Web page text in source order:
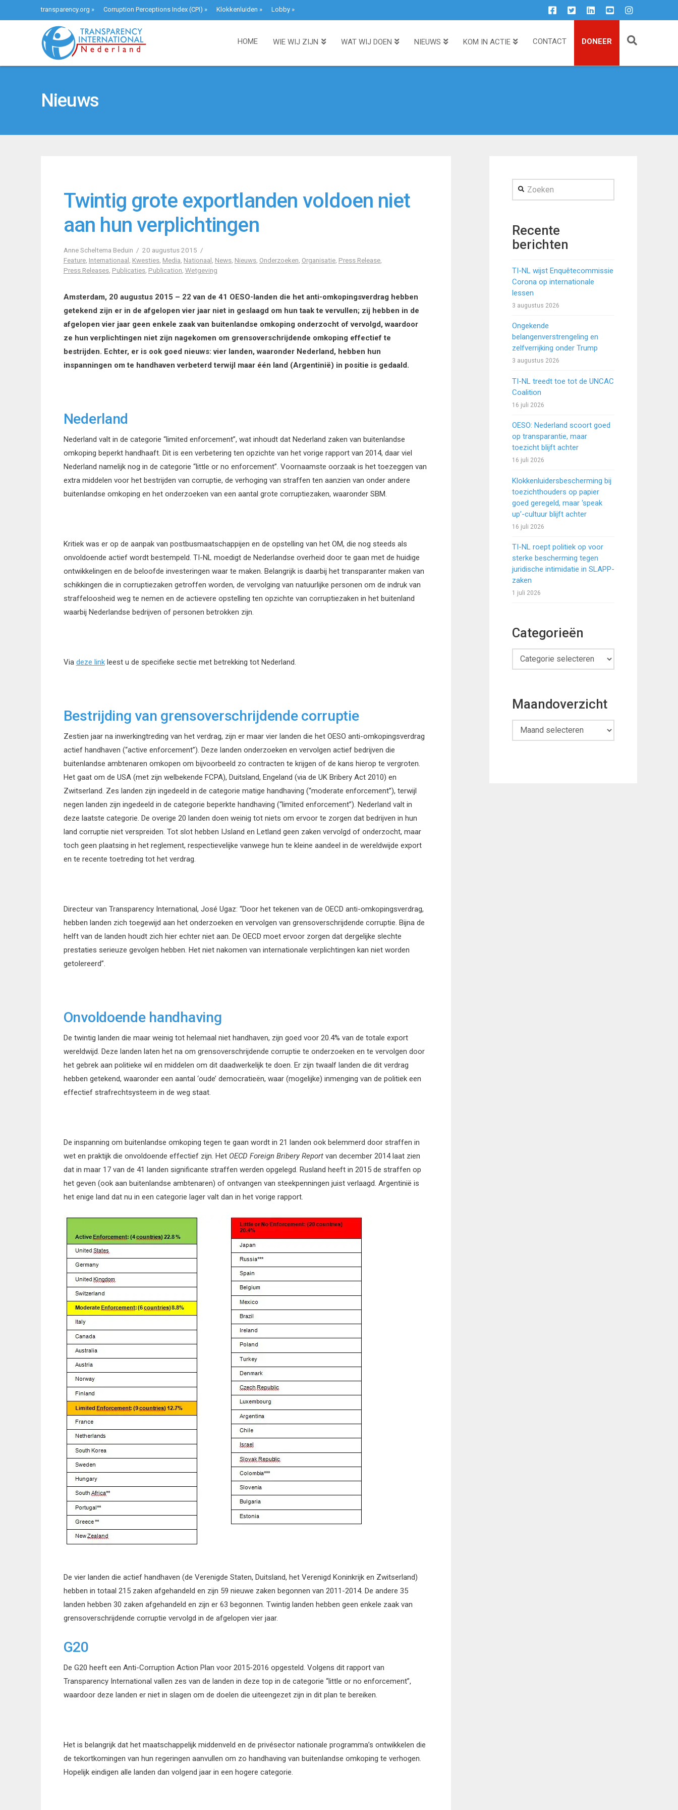
transparency.org » Corruption Perceptions Index (CPI) » Klokkenluiden » Lobby»
HOME WIE WIJ ZIJN WAT WIJ DOEN NIEUWS KOM IN ACTIE CONTACT DONEER
Nieuws
Twintig grote exportlanden voldoen niet
aan hun verplichtingen
Anne Scheltema Beduin
20 augustus 2015
Feature, Internationaal Kwesties, Media Nationaal News, Nieuws, Onderzoeken Organisatie, Press Release,
Press Releases, Publicaties, Publication Wetgeving
Amsterdam, 20 augustus 2015 – 22 van de 41 OESO-landen die het anti-omkopingsverdrag hebben
getekend zijn er in de afgelopen vier jaar niet in geslaagd om hun taak te vervullen; zij hebben in de
afgelopen vier jaar geen enkele zaak van buitenlandse omkoping onderzocht of vervolgd, waardoor
ze hun verplichtingen niet zijn nagekomen om grensoverschrijdende omkoping effectief te
bestrijden. Echter, er is ook goed nieuws: vier landen, waaronder Nederland, hebben hun
inspanningen om te handhaven verbeterd terwijl maar één land (Argentinië) in positie is gedaald.
Nederland
Nederland valt in de categorie “limited enforcement”, wat inhoudt dat Nederland zaken van buitenlandse
omkoping beperkt handhaaft. Dit is een verbetering ten opzichte van het vorige rapport van 2014, daar viel
Nederland namelijk nog in de categorie “little or no enforcement”. Voornaamste oorzaak is het toezeggen van
extra middelen voor het bestrijden van corruptie, de verhoging van straffen ten aanzien van onder andere
buitenlandse omkoping en het onderzoeken van een aantal grote corruptiezaken, waaronder SBM.
Kritiek was er op de aanpak van postbusmaatschappijen en de opstelling van het OM, die nog steeds als
onvoldoende actief wordt bestempeld. TI-NL moedigt de Nederlandse overheid door te gaan met de huidige
ontwikkelingen en de beloofde investeringen waar te maken. Belangrijk is daarbij het transparanter maken van
schikkingen die in corruptiezaken getroffen worden, de vervolging van natuurlijke personen om de indruk van
straffeloosheid weg te nemen en de actievere opstelling ten opzichte van corruptiezaken in het buitenland
waarbij Nederlandse bedrijven of personen betrokken zijn.
Via deze linkleest u de specifieke sectie met betrekking tot Nederland.
Bestrijding van grensoverschrijdende corruptie
Zestien jaar na inwerkingtreding van het verdrag, zijn er maar vier landen die het OESO anti-omkopingsverdrag
actief handhaven (“active enforcement”). Deze landen onderzoeken en vervolgen actief bedrijven die
buitenlandse ambtenaren omkopen om bijvoorbeeld zo contracten te krijgen of de kans hierop te vergroten.
Het gaat om de USA (met zijn welbekende FCPA), Duitsland, Engeland (via de UK Bribery Act 2010) en
Zwitserland. Zes landen zijn ingedeeld in de categorie matige handhaving (“moderate enforcement”), terwijl
negen landen zijn ingedeeld in de categorie beperkte handhaving (“limited enforcement”). Nederland valt in
deze laatste categorie. De overige 20 landen doen weinig tot niets om ervoor te zorgen dat bedrijven in hun
land corruptie niet verspreiden. Tot slot hebben IJsland en Letland geen zaken vervolgd of onderzocht, maar
toch geen plaatsing in het reglement, respectievelijke vanwege hun te kleine aandeel in de wereldwijde export
en te recente toetreding tot het verdrag.
Directeur van Transparency International, José Ugaz: “Door het tekenen van de OECD anti-omkopingsverdrag,
hebben landen zich toegewijd aan het onderzoeken en vervolgen van grensoverschrijdende corruptie. Bijna de
helft van de landen houdt zich hier echter niet aan. De OECD moet ervoor zorgen dat dergelijke slechte
prestaties serieuze gevolgen hebben. Het niet nakomen van internationale verplichtingen kan niet worden
getolereerd”.
Onvoldoende handhaving
De twintig landen die maar weinig tot helemaal niet handhaven, zijn goed voor 20.4% van de totale export
wereldwijd. Deze landen laten het na om grensoverschrijdende corruptie te onderzoeken en te vervolgen door
het gebrek aan politieke wil en middelen om dit daadwerkelijk te doen. Er zijn twaalf landen die dit verdrag
hebben getekend, waaronder een aantal ‘oude’ democratieën, waar (mogelijke) inmenging van de politiek een
effectief strafrechtsysteem in de weg staat.
De inspanning om buitenlandse omkoping tegen te gaan wordt in 21 landen ook belemmerd door straffen in
wet en praktijk die onvoldoende effectief zijn. Het OECD Foreign Bribery Reportvan december 2014 laat zien
dat in maar 17 van de 41 landen significante straffen werden opgelegd. Rusland heeft in 2015 de straffen op
het geven (ook aan buitenlandse ambtenaren) of ontvangen van steekpenningen juist verlaagd. Argentinië is
het enige land dat nu in een categorie lager valt dan in het vorige rapport.
De vier landen die actief handhaven (de Verenigde Staten, Duitsland, het Verenigd Koninkrijk en Zwitserland)
hebben in totaal 215 zaken afgehandeld en zijn 59 nieuwe zaken begonnen van 2011-2014. De andere 35
landen hebben 30 zaken afgehandeld en zijn er 63 begonnen. Twintig landen hebben geen enkele zaak van
grensoverschrijdende corruptie vervolgd in de afgelopen vier jaar.
G20
De G20 heeft een Anti-Corruption Action Plan voor 2015-2016 opgesteld. Volgens dit rapport van
Transparency International vallen zes van de landen in deze top in de categorie “little or no enforcement”,
waardoor deze landen er niet in slagen om de doelen die uiteengezet zijn in dit plan te bereiken.
Het is belangrijk dat het maatschappelijk middenveld en de privésector nationale programma’s ontwikkelen die
de tekortkomingen van hun regeringen aanvullen om zo handhaving van buitenlandse omkoping te verhogen.
Hopelijk eindigen alle landen dan volgend jaar in een hogere categorie.
Zoeken
Recente
berichten
TI-NL wijst Enquêtecommissie
Corona op internationale
lessen
3 augustus 2026
Ongekende
belangenverstrengeling en
zelfverrijking onder Trump
3 augustus 2026
TI-NL treedt toe tot de UNCAC
Coalition
16 juli 2026
OESO: Nederland scoort goed
op transparantie, maar
toezicht blijft achter
16 juli 2026
Klokkenluidersbescherming bij
toezichthouders op papier
goed geregeld, maar ‘speak
up’-cultuur blijft achter
16 juli 2026
TI-NL roept politiek op voor
sterke bescherming tegen
juridische intimidatie in SLAPP-
zaken
1 juli 2026
Categorieën
Categorieën
Maandoverzicht
Maandoverzicht